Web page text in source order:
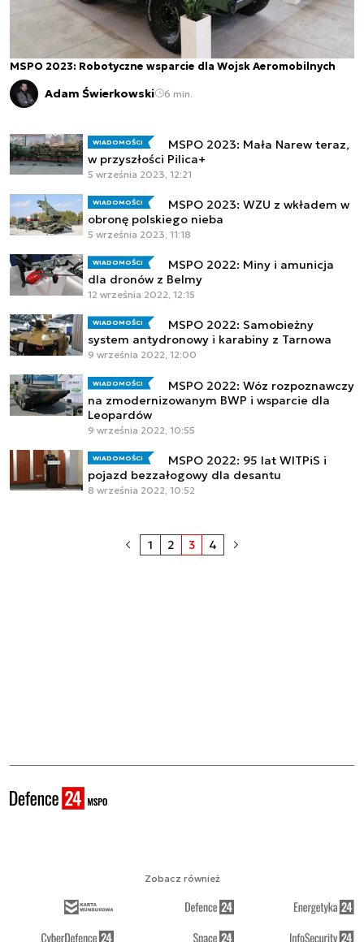
MSPO 2023: Robotyczne wsparcie dla Wojsk Aeromobilnych
Adam Świerkowski 6 min.
WIADOMOŚCI
MSPO 2023: Mała Narew teraz,
w przyszłości Pilica+
5 września 2023, 12:21
WIADOMOŚCI
MSPO 2023: WZU z wkładem w
obronę polskiego nieba
5 września 2023, 11:18
WIADOMOŚCI
MSPO 2022: Miny i amunicja
dla dronów z Belmy
12 września 2022, 12:15
WIADOMOŚCI
MSPO 2022: Samobieżny
system antydronowy i karabiny z Tarnowa
9 września 2022, 12:00
WIADOMOŚCI
MSPO 2022: Wóz rozpoznawczy
na zmodernizowanym BWP i wsparcie dla
Leopardów
9 września 2022, 10:55
WIADOMOŚCI
MSPO 2022: 95 lat WITPiS i
pojazd bezzałogowy dla desantu
8 września 2022, 10:52
1 2 3 4
Zobacz również